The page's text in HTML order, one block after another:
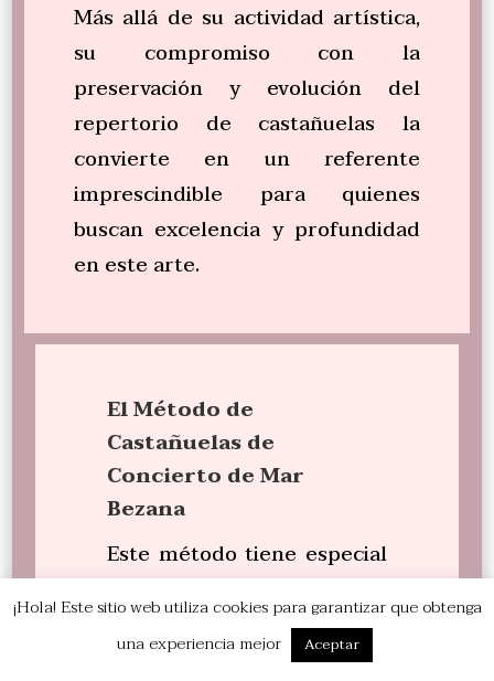
Más allá de su actividad artística,
su compromiso con la
preservación y evolución del
repertorio de castañuelas la
convierte en un referente
imprescindible para quienes
buscan excelencia y profundidad
en este arte.
El Método de
Castañuelas de
Concierto de Mar
Bezana
Este método tiene especial
relevancia por estar basado
en el legado pedagógico de
Emma Maleras. Este
¡Hola! Este sitio web utiliza cookies para garantizar que obtenga
una experiencia mejor
Aceptar